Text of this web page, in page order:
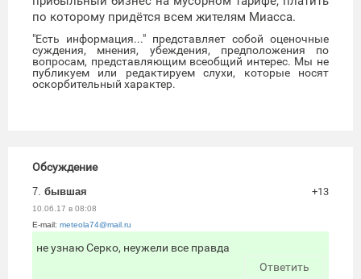
по которому придётся всем жителям Миасса.
"Есть информация..." представляет собой оценочные
суждения, мнения, убеждения, предположения по
вопросам, представляющим всеобщий интерес. Мы не
публикуем или редактируем слухи, которые носят
оскорбительный характер.
Обсуждение
7. бывшая
10.06.17 в 08:08
E-mail: meteola74@mail.ru
+13
не узнаю Серко, неужели все правда
Ответить